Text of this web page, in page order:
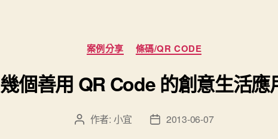
分
類
案例分享 條碼/QR CODE
幾個善用 QR Code 的創意生活應
文 作者: 小宜
文 2013-06-07